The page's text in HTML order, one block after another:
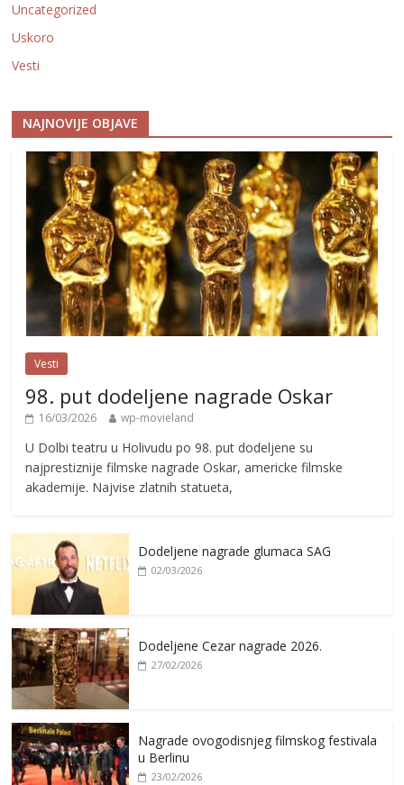
Uncategorized
Uskoro
Vesti
NAJNOVIJE OBJAVE
Vesti
98. put dodeljene nagrade Oskar
16/03/2026 wp-movieland
U Dolbi teatru u Holivudu po 98. put dodeljene su
najprestiznije filmske nagrade Oskar, americke filmske
akademije. Najvise zlatnih statueta,
Dodeljene nagrade glumaca SAG
02/03/2026
Dodeljene Cezar nagrade 2026.
27/02/2026
Nagrade ovogodisnjeg filmskog festivala
u Berlinu
23/02/2026